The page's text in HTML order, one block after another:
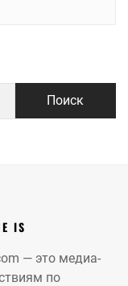
IS
— это медиа-
по